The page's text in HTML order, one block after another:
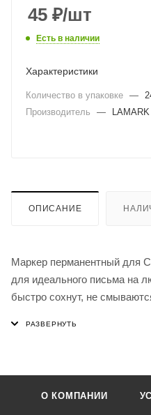
45 ₽/шт
Есть в наличии
Характеристики
Количество в упаковке —
Производитель
— LAMARK
ОПИСАНИЕ
Маркер перманентный для
для идеального письма на
быстро сохнут, не
О КОМПАНИИ